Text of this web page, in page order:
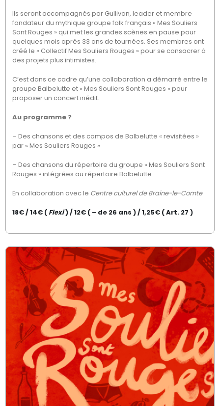
Ils seront accompagnés par Gullivan, leader et membre
fondateur du mythique groupe folk français « Mes Souliers
Sont Rouges » qui met les grandes scènes en pause pour
quelques mois après 33 ans de tournées. Ses membres ont
créé le « Collectif Mes Souliers Rouges » pour se consacrer à
des projets plus intimistes.
C’est dans ce cadre qu’une collaboration a démarré entre le
groupe Balbelutte et « Mes Souliers Sont Rouges » pour
proposer un concert inédit.
Au programme ?
– Des chansons et des compos de Balbelutte « revisitées »
par « Mes Souliers Rouges »
– Des chansons du répertoire du groupe « Mes Souliers Sont
Rouges » intégrées au répertoire Balbelutte.
En collaboration avec le Centre culturel de Braine-le-Comte
18€ / 14€ (Flexi) / 12€ ( – de 26 ans ) / 1,25€ ( Art. 27 )